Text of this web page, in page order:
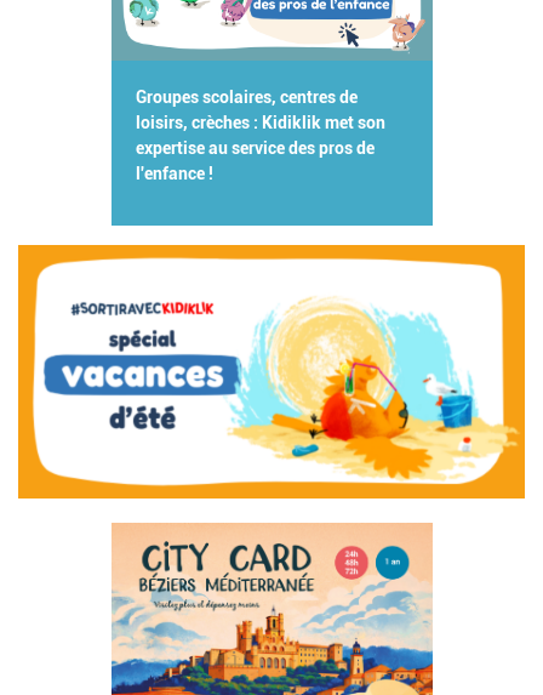
Groupes scolaires, centres de
loisirs, crèches : Kidiklik met son
expertise au service des pros de
l'enfance !